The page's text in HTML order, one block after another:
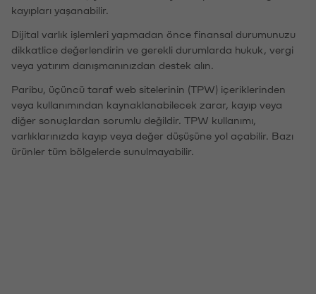
kayıpları yaşanabilir.
Dijital varlık işlemleri yapmadan önce finansal durumunuzu
dikkatlice değerlendirin ve gerekli durumlarda hukuk, vergi
veya yatırım danışmanınızdan destek alın.
Paribu, üçüncü taraf web sitelerinin (TPW) içeriklerinden
veya kullanımından kaynaklanabilecek zarar, kayıp veya
diğer sonuçlardan sorumlu değildir. TPW kullanımı,
varlıklarınızda kayıp veya değer düşüşüne yol açabilir. Bazı
ürünler tüm bölgelerde sunulmayabilir.